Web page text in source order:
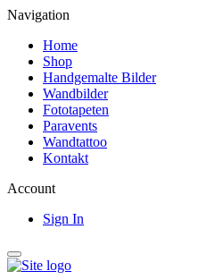
Navigation
Home
Shop
Handgemalte Bilder
Wandbilder
Fototapeten
Paravents
Wandtattoo
Kontakt
Account
Sign In